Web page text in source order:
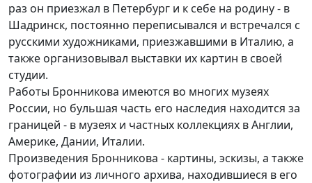
раз он приезжал в Петербург и к себе на родину - в
Шадринск, постоянно переписывался и встречался с
русскими художниками, приезжавшими в Италию, а
также организовывал выставки их картин в своей
студии.
Работы Бронникова имеются во многих музеях
России, но бульшая часть его наследия находится за
границей - в музеях и частных коллекциях в Англии,
Америке, Дании, Италии.
Произведения Бронникова - картины, эскизы, а также
фотографии из личного архива, находившиеся в его